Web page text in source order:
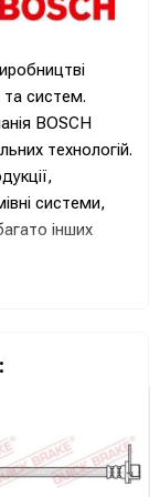
та систем.
BOSCH
технологій.
системи,
інших
на
нові та